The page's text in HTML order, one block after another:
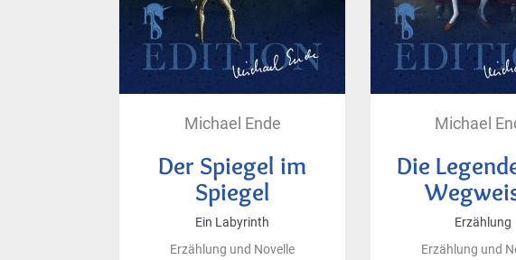
Michael Ende
Der Spiegel im
Spiegel
Ein Labyrinth
Erzählung und Novelle
Michael
Die
Erzählung
Erzählung und